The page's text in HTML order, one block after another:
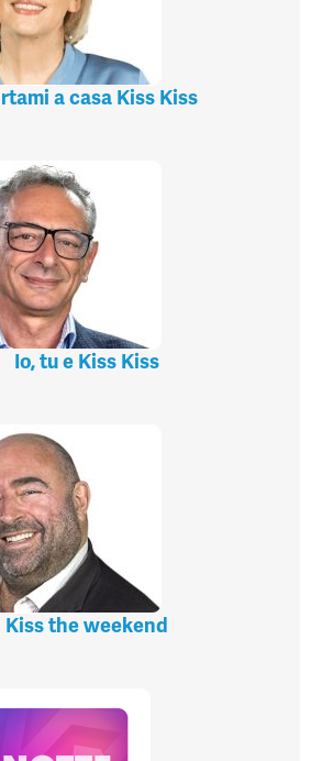
a casa Kiss Kiss
Io, tu e Kiss Kiss
Kiss the weekend